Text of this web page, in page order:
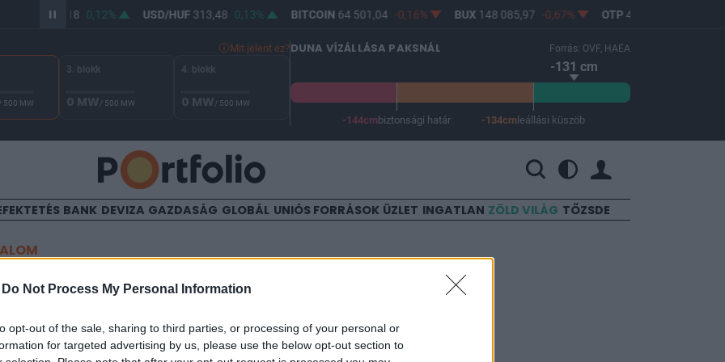
Do Not Process My Personal Information
opt-out of the sale, sharing to third parties, or processing of your personal or
for targeted advertising by us, please use the below opt-out section to
362,18 0,12% USD/HUF 313,48 0,13% BITCOIN64 501,04 -0,16% BUX148 085,97 -0,67% OTP46 750
Mit jelent ez?
/ 500 MW
3. blokk
0 MW/ 500 MW
4. blokk
0 MW/ 500 MW
DUNA VÍZÁLLÁSA PAKSNÁL Forrás: OVF, HAEA
-131 cm
-144cmbiztonsági határ -134cmleállási küszöb
BANK DEVIZA GAZDASÁG GLOBÁL UNIÓS FORRÁSOK ÜZLET INGATLAN ZÖLD VILÁG TŐZSDE
EU végét vizionálja Le Pen szerint